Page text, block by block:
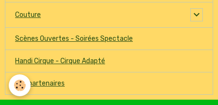
Couture
Scènes Ouvertes - Soirées Spectacle
Handi Cirque - Cirque Adapté
Nos partenaires